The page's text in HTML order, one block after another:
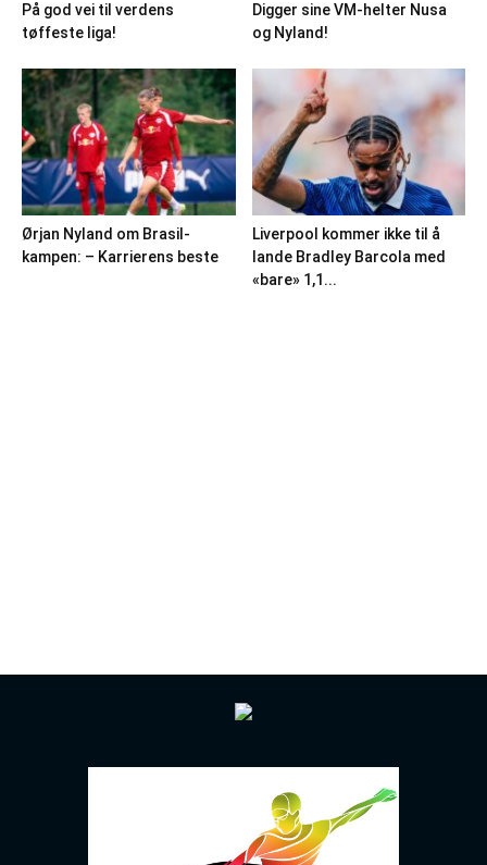
På god vei til verdens
tøffeste liga!
Digger sine VM-helter Nusa
og Nyland!
Ørjan Nyland om Brasil-
kampen: – Karrierens beste
Liverpool kommer ikke til å
lande Bradley Barcola med
«bare» 1,1...